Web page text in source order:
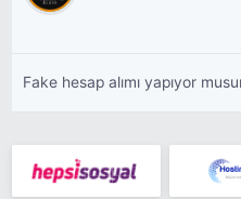
Fake hesap alımı yapıyor